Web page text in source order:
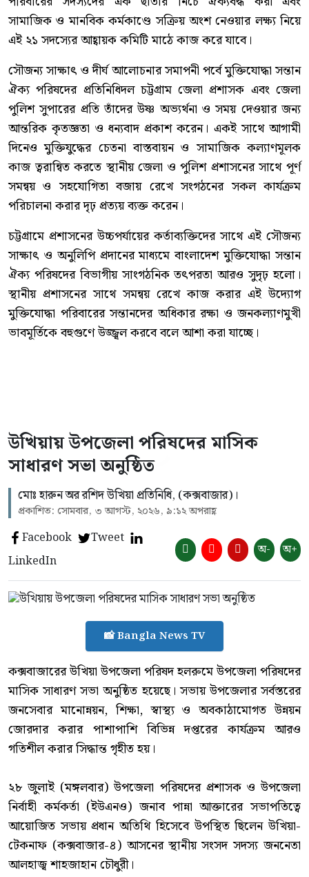
সামাজিক ও মানবিক কর্মকাণ্ডে সক্রিয় অংশ নেওয়ার লক্ষ্য নিয়ে
এই ২১ সদস্যের আহ্বায়ক কমিটি মাঠে কাজ করে যাবে।
সৌজন্য সাক্ষাৎ ও দীর্ঘ আলোচনার সমাপনী পর্বে মুক্তিযোদ্ধা সন্তান
ঐক্য পরিষদের প্রতিনিধিদল চট্টগ্রাম জেলা প্রশাসক এবং জেলা
পুলিশ সুপারের প্রতি তাঁদের উষ্ণ অভ্যর্থনা ও সময় দেওয়ার জন্য
আন্তরিক কৃতজ্ঞতা ও ধন্যবাদ প্রকাশ করেন। একই সাথে আগামী
দিনেও মুক্তিযুদ্ধের চেতনা বাস্তবায়ন ও সামাজিক কল্যাণমূলক
কাজ ত্বরান্বিত করতে স্থানীয় জেলা ও পুলিশ প্রশাসনের সাথে পূর্ণ
সমন্বয় ও সহযোগিতা বজায় রেখে সংগঠনের সকল কার্যক্রম
পরিচালনা করার দৃঢ় প্রত্যয় ব্যক্ত করেন।
চট্টগ্রামে প্রশাসনের উচ্চপর্যায়ের কর্তাব্যক্তিদের সাথে এই সৌজন্য
সাক্ষাৎ ও অনুলিপি প্রদানের মাধ্যমে বাংলাদেশ মুক্তিযোদ্ধা সন্তান
ঐক্য পরিষদের বিভাগীয় সাংগঠনিক তৎপরতা আরও সুদৃঢ় হলো।
স্থানীয় প্রশাসনের সাথে সমন্বয় রেখে কাজ করার এই উদ্যোগ
মুক্তিযোদ্ধা পরিবারের সন্তানদের অধিকার রক্ষা ও জনকল্যাণমুখী
ভাবমূর্তিকে বহুগুণে উজ্জ্বল করবে বলে আশা করা যাচ্ছে।
উখিয়ায় উপজেলা পরিষদের মাসিক
সাধারণ সভা অনুষ্ঠিত
‎মোঃ হারুন অর রশিদ উখিয়া প্রতিনিধি, (কক্সবাজার)।
প্রকাশিত: সোমবার, ৩ আগস্ট, ২০২৬, ৯:১২ অপরাহ্ণ
Facebook
Tweet
LinkedIn
অ- অ+
📸 Bangla News TV
‎কক্সবাজারের উখিয়া উপজেলা পরিষদ হলরুমে উপজেলা পরিষদের
মাসিক সাধারণ সভা অনুষ্ঠিত হয়েছে। সভায় উপজেলার সর্বস্তরের
জনসেবার মানোন্নয়ন, শিক্ষা, স্বাস্থ্য ও অবকাঠামোগত উন্নয়ন
জোরদার করার পাশাপাশি বিভিন্ন দপ্তরের কার্যক্রম আরও
গতিশীল করার সিদ্ধান্ত গৃহীত হয়।
‎২৮ জুলাই (মঙ্গলবার) উপজেলা পরিষদের প্রশাসক ও উপজেলা
নির্বাহী কর্মকর্তা (ইউএনও) জনাব পান্না আক্তারের সভাপতিত্বে
আয়োজিত সভায় প্রধান অতিথি হিসেবে উপস্থিত ছিলেন উখিয়া-
টেকনাফ (কক্সবাজার-৪) আসনের স্থানীয় সংসদ সদস্য জননেতা
আলহাজ্ব শাহজাহান চৌধুরী।